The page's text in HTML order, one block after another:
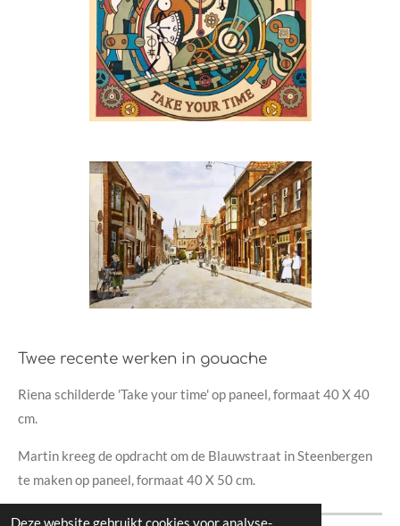
Deze website gebruikt cookies voor analyse-
Twee recente werken in gouache
Riena schilderde 'Take your time' op paneel, formaat 40 X 40
cm.
Martin kreeg de opdracht om de Blauwstraat in Steenbergen
te maken op paneel, formaat 40 X 50 cm.